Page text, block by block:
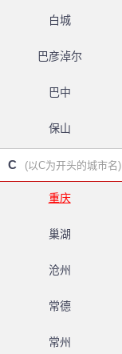
白城
巴彦淖尔
巴中
保山
C (以C为开头的城市名)
重庆
巢湖
沧州
常德
常州